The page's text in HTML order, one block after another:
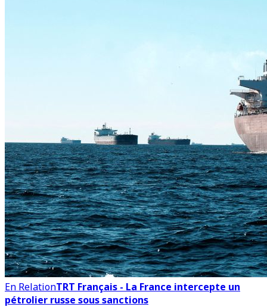
En RelationTRT Français - La France intercepte un
pétrolier russe sous sanctions